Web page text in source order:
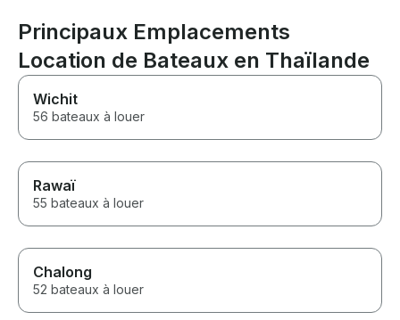
Principaux Emplacements
Location de Bateaux en Thaïlande
Wichit
56 bateaux à louer
Rawaï
55 bateaux à louer
Chalong
52 bateaux à louer